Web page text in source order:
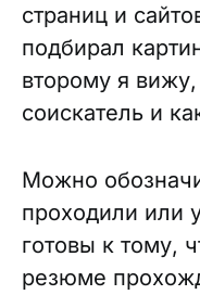
страниц и
подбирал
второму я вижу,
соискатель и
Можно
проходили или
готовы к тому,
резюме